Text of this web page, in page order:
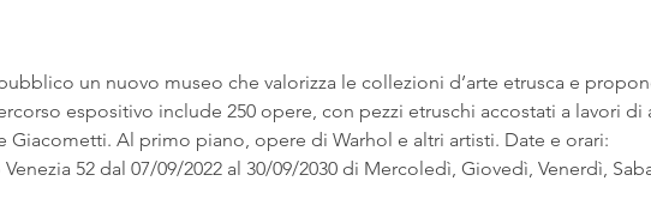
un nuovo museo che valorizza le collezioni d’arte etrusca e
espositivo include 250 opere, con pezzi etruschi accostati a lavori di
Giacometti. Al primo piano, opere di Warhol e altri artisti. Date e orari:
52 dal 07/09/2022 al 30/09/2030 di Mercoledì, Giovedì, Venerdì,